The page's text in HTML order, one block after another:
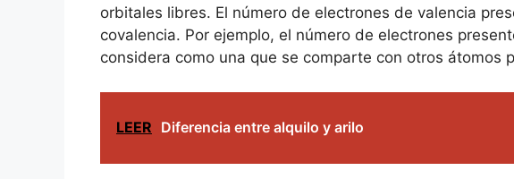
orbitales libres. El número de electrones de valencia
covalencia. Por ejemplo, el número de electrones
considera como una que se comparte con otros átomos
LEER Diferencia entre alquilo y arilo